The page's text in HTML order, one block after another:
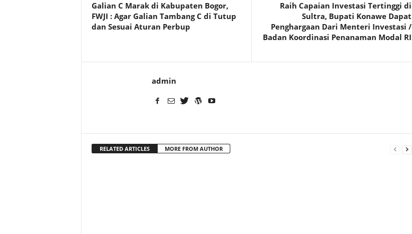
Galian C Marak di Kabupaten Bogor,
FWJI : Agar Galian Tambang C di Tutup
dan Sesuai Aturan Perbup
Raih Capaian Investasi Tertinggi di
Sultra, Bupati Konawe Dapat
Penghargaan Dari Menteri Investasi /
Badan Koordinasi Penanaman Modal RI
admin
RELATED ARTICLES MORE FROM AUTHOR